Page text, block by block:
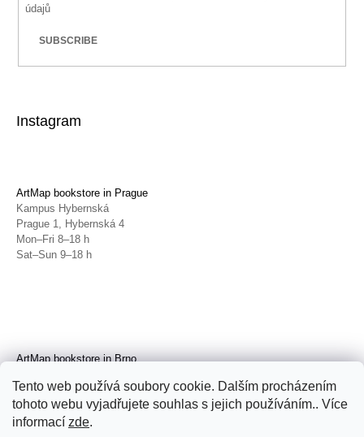
Tento web používá soubory cookie. Dalším procházením
tohoto webu vyjadřujete souhlas s jejich používáním.. Více
informací zde.
údajů
SUBSCRIBE
Instagram
ArtMap bookstore in Prague
Kampus Hybernská
Prague 1, Hybernská 4
Mon–Fri 8–18 h
Sat–Sun 9–18 h
ArtMap bookstore in Brno
Brno, Radnická 4
Tue–Fri 11–19 h
Sat 14–19 h